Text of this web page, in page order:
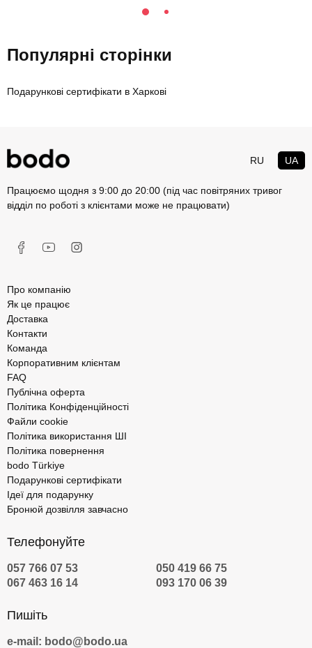
Популярні сторінки
Подарункові сертифікати в Харкові
RU UA
Працюємо щодня з 9:00 до 20:00 (під час повітряних тривог
відділ по роботі з клієнтами може не працювати)
Про компанію
Як це працює
Доставка
Контакти
Команда
Корпоративним клієнтам
FAQ
Публічна оферта
Політика Конфіденційності
Файли cookie
Політика використання ШІ
Політика повернення
bodo Türkiye
Подарункові сертифікати
Ідеї для подарунку
Бронюй дозвілля завчасно
Телефонуйте
057 766 07 53
050 419 66 75
067 463 16 14
093 170 06 39
Пишіть
e-mail: bodo@bodo.ua